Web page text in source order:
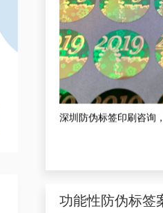
功能性防伪标签